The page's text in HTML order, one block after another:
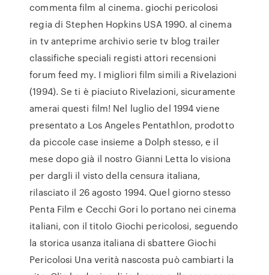
commenta film al cinema. giochi pericolosi
regia di Stephen Hopkins USA 1990. al cinema
in tv anteprime archivio serie tv blog trailer
classifiche speciali registi attori recensioni
forum feed my. I migliori film simili a Rivelazioni
(1994). Se ti è piaciuto Rivelazioni, sicuramente
amerai questi film! Nel luglio del 1994 viene
presentato a Los Angeles Pentathlon, prodotto
da piccole case insieme a Dolph stesso, e il
mese dopo già il nostro Gianni Letta lo visiona
per dargli il visto della censura italiana,
rilasciato il 26 agosto 1994. Quel giorno stesso
Penta Film e Cecchi Gori lo portano nei cinema
italiani, con il titolo Giochi pericolosi, seguendo
la storica usanza italiana di sbattere Giochi
Pericolosi Una verità nascosta può cambiarti la